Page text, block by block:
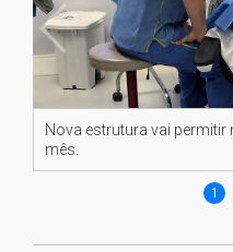
Nova estrutura vai
mês.
1